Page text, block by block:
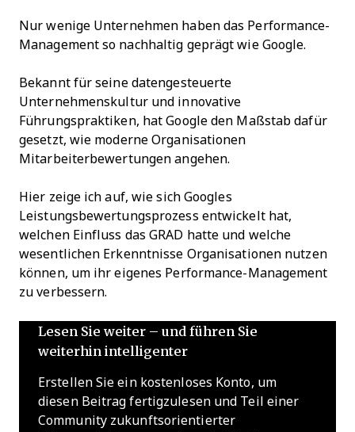
Nur wenige Unternehmen haben das Performance-
Management so nachhaltig geprägt wie Google.
Bekannt für seine datengesteuerte
Unternehmenskultur und innovative
Führungspraktiken, hat Google den Maßstab dafür
gesetzt, wie moderne Organisationen
Mitarbeiterbewertungen angehen.
Hier zeige ich auf, wie sich Googles
Leistungsbewertungsprozess entwickelt hat,
welchen Einfluss das GRAD hatte und welche
wesentlichen Erkenntnisse Organisationen nutzen
können, um ihr eigenes Performance-Management
zu verbessern.
Lesen Sie weiter – und führen Sie
weiterhin intelligenter
Erstellen Sie ein kostenloses Konto, um
diesen Beitrag fertigzulesen und Teil einer
Community zukunftsorientierter